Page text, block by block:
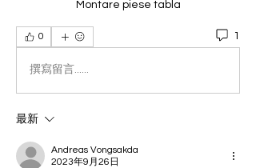
Montare piese tabla
0 1
撰寫留言......
最新
Andreas Vongsakda
2023年9月26日